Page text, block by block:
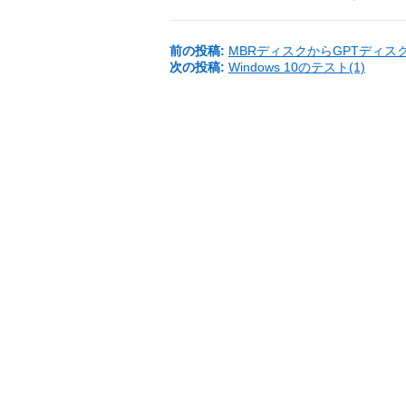
前の投稿: MBRディスクからGPTディス
次の投稿: Windows 10のテスト(1)